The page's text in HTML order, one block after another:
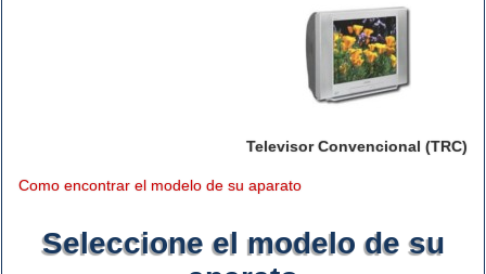
Televisor Convencional (TRC)
Como encontrar el modelo de su aparato
Seleccione el modelo de su